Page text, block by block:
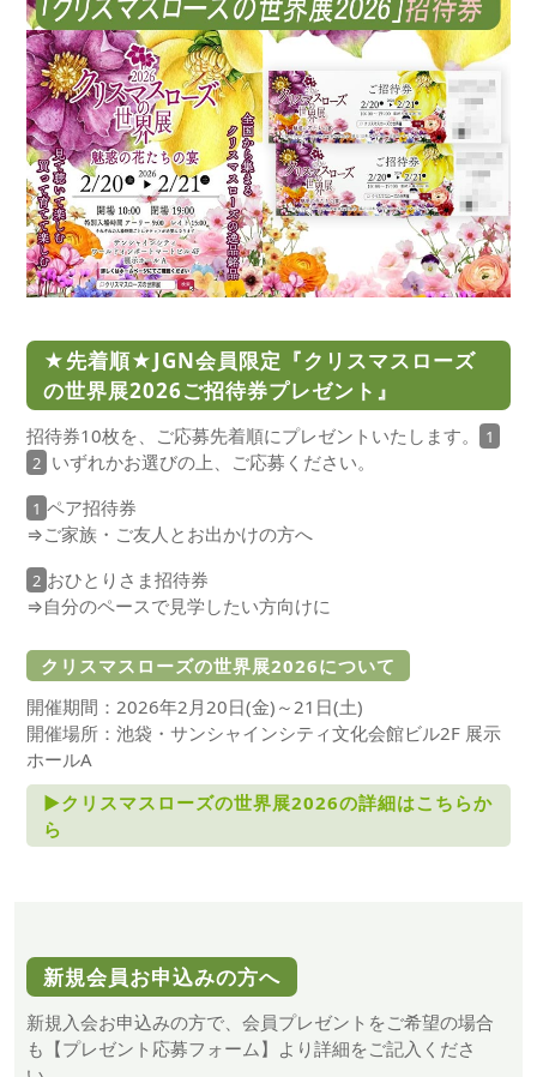
★先着順★JGN会員限定『クリスマスローズ
の世界展2026ご招待券プレゼント』
招待券10枚を、ご応募先着順にプレゼントいたします。
1
2 いずれかお選びの上、ご応募ください。
1 ペア招待券
⇒ご家族・ご友人とお出かけの方へ
2 おひとりさま招待券
⇒自分のペースで見学したい方向けに
クリスマスローズの世界展2026について
開催期間：2026年2月20日(金)～21日(土)
開催場所：池袋・サンシャインシティ文化会館ビル2F 展示
ホールA
►クリスマスローズの世界展2026の詳細はこちらか
ら
新規会員お申込みの方へ
新規入会お申込みの方で、会員プレゼントをご希望の場合
も【プレゼント応募フォーム】より詳細をご記入くださ